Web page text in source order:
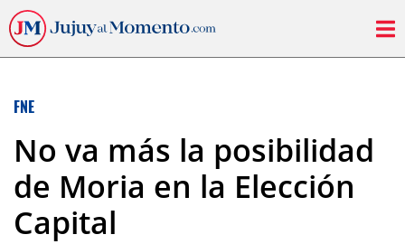
FNE
No va más la posibilidad
de Moria en la Elección
Capital